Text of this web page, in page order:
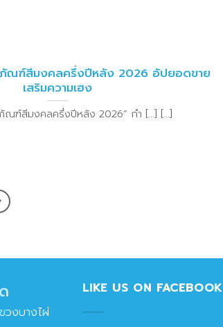
ภัณฑ์สีมงคลครึ่งปีหลัง 2026 อัปยอดขาย
เสริมความเฮง
ณฑ์สีมงคลครึ่งปีหลัง 2026” กำ [...] [...]
งบางไผ่
LIKE US ON FACEBOOK